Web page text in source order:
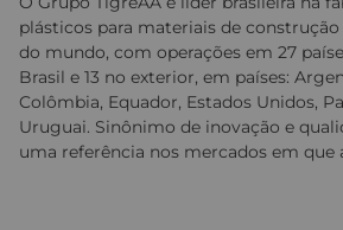
plásticos para materiais de
do mundo, com operações em 27
Brasil e 13 no exterior, em países:
Colômbia, Equador, Estados Unidos,
Uruguai. Sinônimo de inovação e
uma referência nos mercados em que